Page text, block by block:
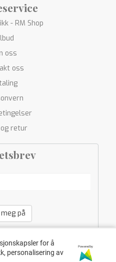
- RM Shop
oss
oss
retur
på
for å
personalisering av
Powered by